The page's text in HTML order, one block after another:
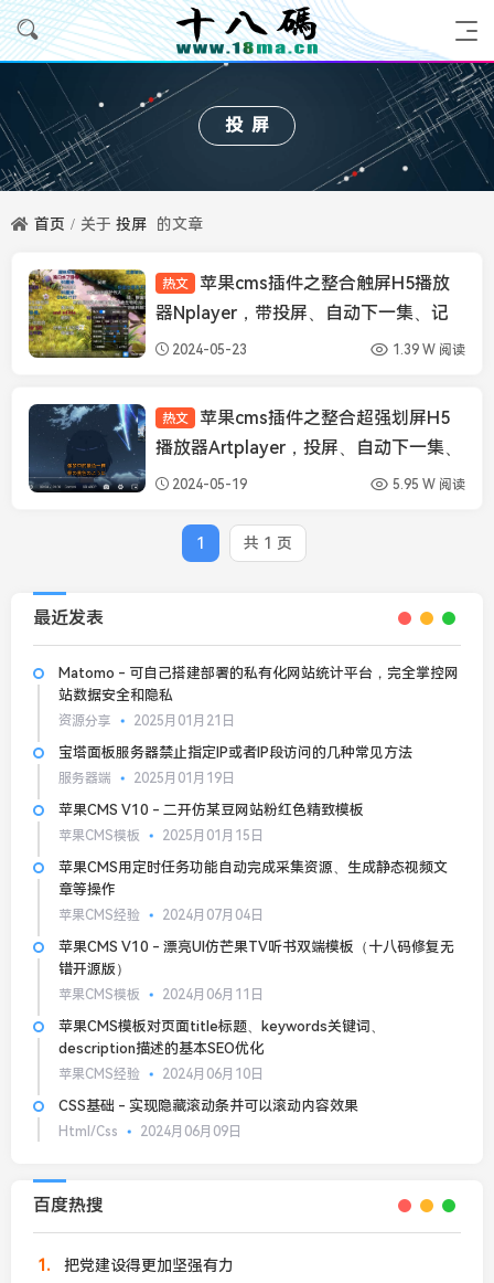
投屏
首页 关于 投屏 的文章
苹果CMS插件
热文
苹果cms插件之整合触屏H5播放
器Nplayer，带投屏、自动下一集、记
忆播放、弹幕等功能
2024-05-23 1.39 W 阅读
苹果CMS插件
热文
苹果cms插件之整合超强划屏H5
播放器Artplayer，投屏、自动下一集、
记忆播放、弹幕、画中画
2024-05-19 5.95 W 阅读
1 共 1 页
最近发表
Matomo - 可自己搭建部署的私有化网站统计平台，完全掌控网
站数据安全和隐私
资源分享 2025月01月21日
宝塔面板服务器禁止指定IP或者IP段访问的几种常见方法
服务器端 2025月01月19日
苹果CMS V10 - 二开仿某豆网站粉红色精致模板
苹果CMS模板 2025月01月15日
苹果CMS用定时任务功能自动完成采集资源、生成静态视频文
章等操作
苹果CMS经验 2024月07月04日
苹果CMS V10 - 漂亮UI仿芒果TV听书双端模板（十八码修复无
错开源版）
苹果CMS模板 2024月06月11日
苹果CMS模板对页面title标题、keywords关键词、
description描述的基本SEO优化
苹果CMS经验 2024月06月10日
CSS基础 - 实现隐藏滚动条并可以滚动内容效果
Html/Css 2024月06月09日
百度热搜
1
把党建设得更加坚强有力